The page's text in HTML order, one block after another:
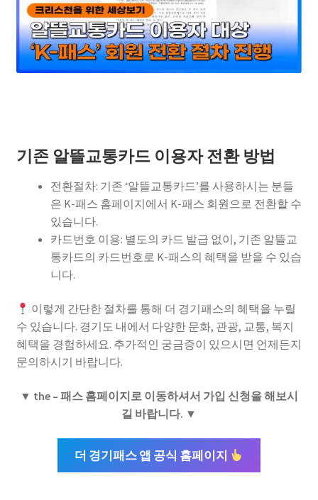
기존 알뜰교통카드 이용자 전환 방법
전환절차: 기존 ‘알뜰교통카드’를 사용하시는 분들
은 K-패스 홈페이지에서 K-패스 회원으로 전환할 수
있습니다.
카드번호 이용: 별도의 카드 발급 없이, 기존 알뜰교
통카드의 카드번호로 K-패스의 혜택을 받을 수 있습
니다.
이렇게 간단한 절차를 통해 더 경기패스의 혜택을 누릴
수 있습니다. 경기도 내에서 다양한 문화, 관광, 교통, 복지
혜택을 경험하세요. 추가적인 궁금증이 있으시면 언제든지
문의하시기 바랍니다.
▼ the – 패스 홈페이지로 이동하셔서 가입 신청을 해보시
길 바랍니다. ▼
더 경기패스 앱 공식 홈페이지